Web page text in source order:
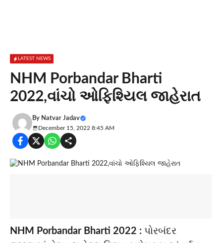
LATEST NEWS
NHM Porbandar Bharti
2022,વાંચો ઓફિશ્યિલ જાહેરાત
By Natvar Jadav
December 15, 2022 8:45 AM
NHM Porbandar Bharti 2022 : પોરબંદર